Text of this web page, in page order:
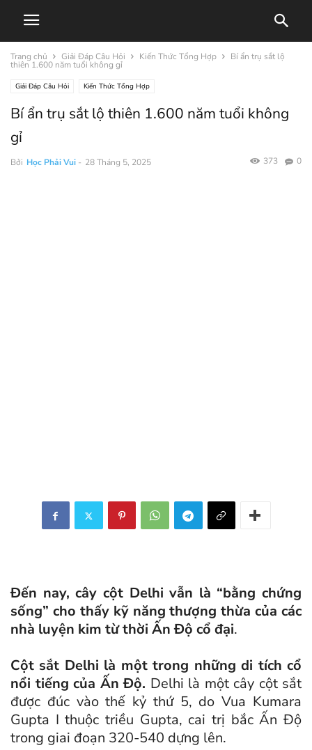
Trang chủ Giải Đáp Câu Hỏi Kiến Thức Tổng Hợp Bí ẩn trụ sắt lộ
thiên 1.600 năm tuổi không gỉ
Giải Đáp Câu Hỏi Kiến Thức Tổng Hợp
Bí ẩn trụ sắt lộ thiên 1.600 năm tuổi không
gỉ
Bởi Học Phải Vui - 28 Tháng 5, 2025 0
373
Đến nay, cây cột Delhi vẫn là “bằng chứng
sống” cho thấy kỹ năng thượng thừa của các
nhà luyện kim từ thời Ấn Độ cổ đại.
Cột sắt Delhi là một trong những di tích cổ
nổi tiếng của Ấn Độ. Delhi là một cây cột sắt
được đúc vào thế kỷ thứ 5, do Vua Kumara
Gupta I thuộc triều Gupta, cai trị bắc Ấn Độ
trong giai đoạn 320-540 dựng lên.